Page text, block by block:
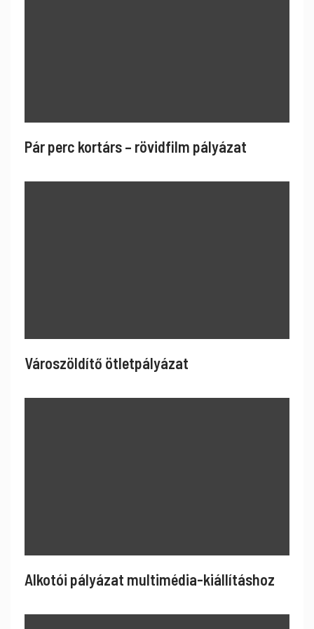
Pár perc kortárs – rövidfilm pályázat
Városzöldítő ötletpályázat
Alkotói pályázat multimédia-kiállításhoz